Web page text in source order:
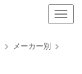
ナ
ビ
メーカー別